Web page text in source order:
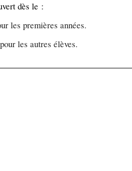
dès le :
les premières années.
les autres élèves.